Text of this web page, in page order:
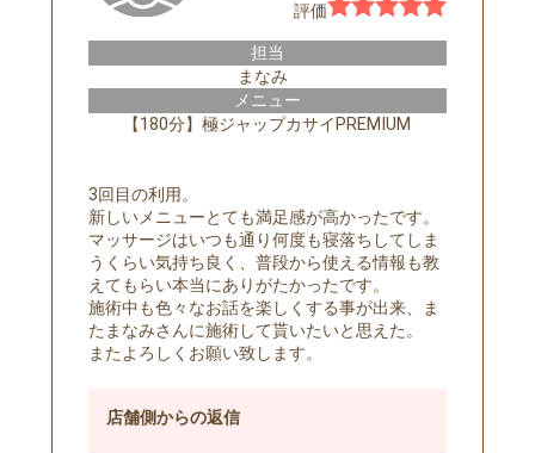
評価
担当
まなみ
メニュー
【180分】極ジャップカサイPREMIUM
3回目の利用。
新しいメニューとても満足感が高かったです。
マッサージはいつも通り何度も寝落ちしてしま
うくらい気持ち良く、普段から使える情報も教
えてもらい本当にありがたかったです。
施術中も色々なお話を楽しくする事が出来、ま
たまなみさんに施術して貰いたいと思えた。
またよろしくお願い致します。
店舗側からの返信